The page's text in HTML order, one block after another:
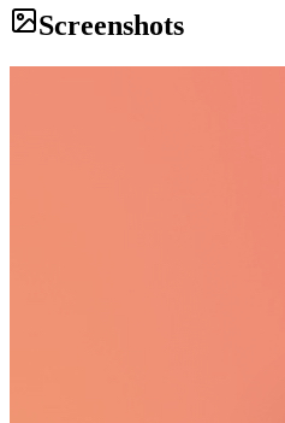
Screenshots